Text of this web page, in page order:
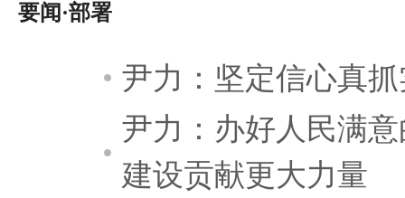
要闻·部署
尹力：坚定信心真
尹力：办好人民满
建设贡献更大力量